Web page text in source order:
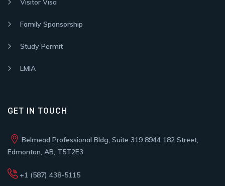
Visitor Visa
Family Sponsorship
Study Permit
LMIA
GET IN TOUCH
Belmead Professional Bldg, Suite 319 8944 182 Street,
Edmonton, AB, T5T2E3
+1 (587) 438-5115